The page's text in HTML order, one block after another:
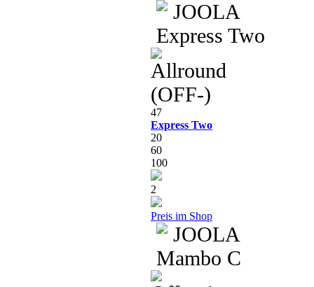
47
Express Two
20
60
100
2
Preis im Shop